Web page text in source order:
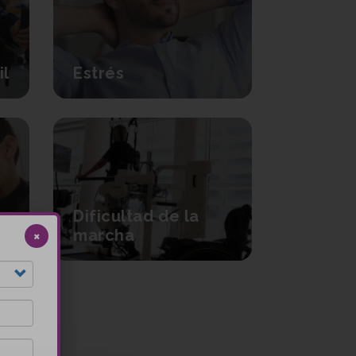
Estrés
Dificultad de la
marcha
×